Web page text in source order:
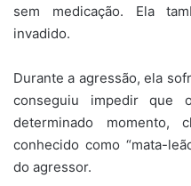
sem medicação. Ela
invadido.
Durante a agressão, ela
conseguiu impedir que
determinado momento,
conhecido como “mata-
do agressor.